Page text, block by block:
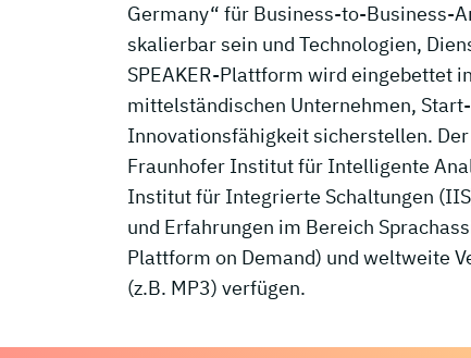
Germany“ für Business-to-Business-
skalierbar sein und Technologien,
SPEAKER-Plattform wird eingebettet
mittelständischen Unternehmen,
Innovationsfähigkeit sicherstellen.
Fraunhofer Institut für Intelligente
Institut für Integrierte Schaltungen
und Erfahrungen im Bereich
Plattform on Demand) und weltweite
(z.B. MP3) verfügen.